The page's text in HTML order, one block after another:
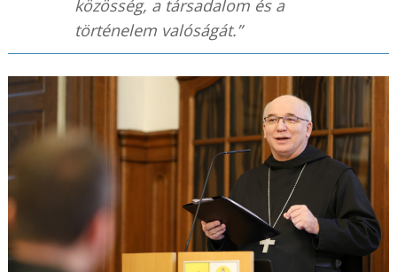
közösség, a társadalom és a
történelem valóságát.”